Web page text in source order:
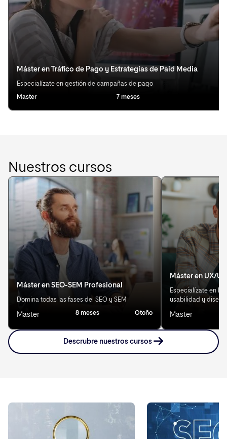
Máster en Tráfico de Pago y Estrategias de Paid Media
Especialízate en gestión de campañas de pago
Master 7 meses
Nuestros cursos
Máster en SEO-SEM Profesional
Domina todas las fases del SEO y SEM
Master 8 meses Otoño
Máster en UX/UI
Especialízate en
usabilidad y
Master
Descrubre nuestros cursos